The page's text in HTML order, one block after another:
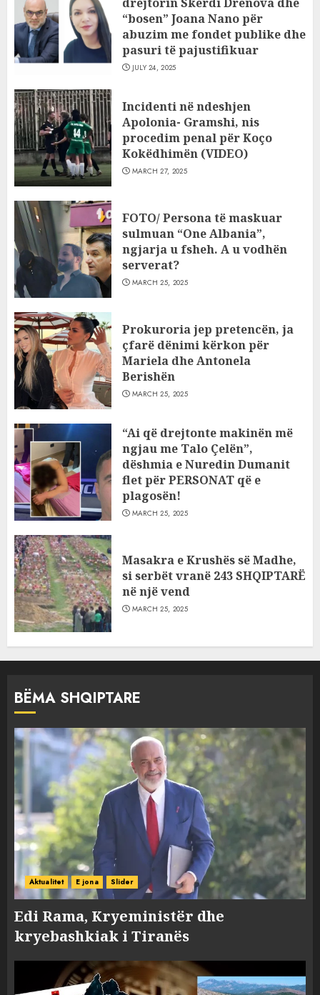
“bosen” Joana Nano për
abuzim me fondet publike dhe
pasuri të pajustifikuar
JULY 24, 2025
Incidenti në ndeshjen
Apolonia- Gramshi, nis
procedim penal për Koço
Kokëdhimën (VIDEO)
MARCH 27, 2025
FOTO/ Persona të maskuar
sulmuan “One Albania”,
ngjarja u fsheh. A u vodhën
serverat?
MARCH 25, 2025
Prokuroria jep pretencën, ja
çfarë dënimi kërkon për
Mariela dhe Antonela
Berishën
MARCH 25, 2025
“Ai që drejtonte makinën më
ngjau me Talo Çelën”,
dëshmia e Nuredin Dumanit
flet për PERSONAT që e
plagosën!
MARCH 25, 2025
Masakra e Krushës së Madhe,
si serbët vranë 243 SHQIPTARË
në një vend
MARCH 25, 2025
BËMA SHQIPTARE
Aktualitet E jona Slider
Edi Rama, Kryeministër dhe
kryebashkiak i Tiranës